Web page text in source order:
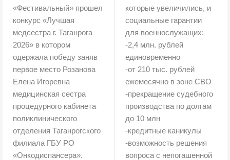
«Фестивальный» прошел
конкурс «Лучшая
медсестра г. Таганрога
2026» в котором
одержала победу заняв
первое место Розанова
Елена Игоревна
медицинская сестра
процедурного кабинета
поликлинического
отделения Таганрогского
филиала ГБУ РО
«Онкодиспансера».
которые увеличились, и
социальные гарантии
для военнослужащих:
-2,4 млн. рублей
единовременно
-от 210 тыс. рублей
ежемесячно в зоне СВО
-прекращение судебного
производства по долгам
до 10 млн
-кредитные каникулы
-возможность решения
вопроса с непогашенной